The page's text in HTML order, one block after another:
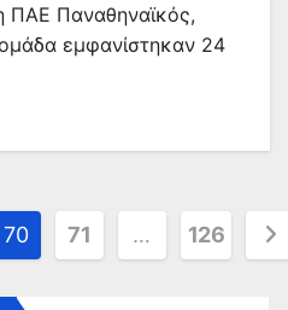
ΠΑΕ Παναθηναϊκός,
εμφανίστηκαν 24
70 71 … 126